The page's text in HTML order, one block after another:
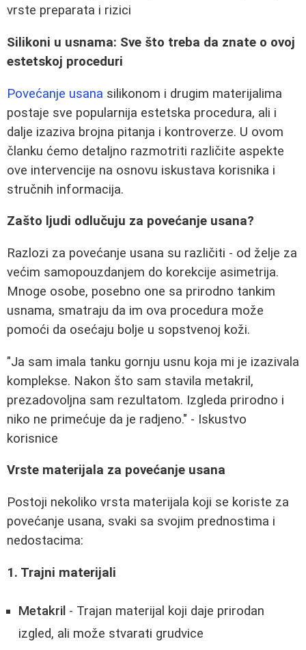
vrste preparata i rizici
Silikoni u usnama: Sve što treba da znate o ovoj
estetskoj proceduri
Povećanje usana silikonom i drugim materijalima
postaje sve popularnija estetska procedura, ali i
dalje izaziva brojna pitanja i kontroverze. U ovom
članku ćemo detaljno razmotriti različite aspekte
ove intervencije na osnovu iskustava korisnika i
stručnih informacija.
Zašto ljudi odlučuju za povećanje usana?
Razlozi za povećanje usana su različiti - od želje za
većim samopouzdanjem do korekcije asimetrija.
Mnoge osobe, posebno one sa prirodno tankim
usnama, smatraju da im ova procedura može
pomoći da osećaju bolje u sopstvenoj koži.
"Ja sam imala tanku gornju usnu koja mi je izazivala
komplekse. Nakon što sam stavila metakril,
prezadovoljna sam rezultatom. Izgleda prirodno i
niko ne primećuje da je radjeno." - Iskustvo
korisnice
Vrste materijala za povećanje usana
Postoji nekoliko vrsta materijala koji se koriste za
povećanje usana, svaki sa svojim prednostima i
nedostacima:
1. Trajni materijali
Metakril - Trajan materijal koji daje prirodan
izgled, ali može stvarati grudvice